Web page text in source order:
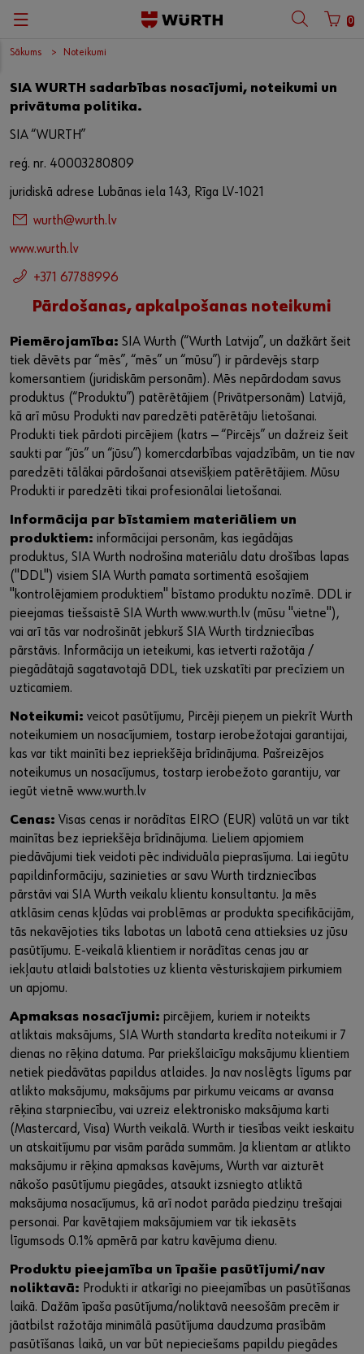
0
Sākums Noteikumi
SIA WURTH sadarbības nosacījumi, noteikumi un
privātuma politika.
SIA “WURTH”
reģ. nr. 40003280809
juridiskā adrese Lubānas iela 143, Rīga LV-1021
wurth@wurth.lv
www.wurth.lv
+371 67788996
Pārdošanas, apkalpošanas noteikumi
Piemērojamība: SIA Wurth (“Wurth Latvija”, un dažkārt šeit
tiek dēvēts par “mēs”, “mēs” un “mūsu”) ir pārdevējs starp
komersantiem (juridiskām personām). Mēs nepārdodam savus
produktus (“Produktu”) patērētājiem (Privātpersonām) Latvijā,
kā arī mūsu Produkti nav paredzēti patērētāju lietošanai.
Produkti tiek pārdoti pircējiem (katrs — “Pircējs” un dažreiz šeit
saukti par “jūs” un “jūsu”) komercdarbības vajadzībām, un tie nav
paredzēti tālākai pārdošanai atsevišķiem patērētājiem. Mūsu
Produkti ir paredzēti tikai profesionālai lietošanai.
Informācija par bīstamiem materiāliem un
produktiem: informācijai personām, kas iegādājas
produktus, SIA Wurth nodrošina materiālu datu drošības lapas
("DDL") visiem SIA Wurth pamata sortimentā esošajiem
"kontrolējamiem produktiem" bīstamo produktu nozīmē. DDL ir
pieejamas tiešsaistē SIA Wurth www.wurth.lv (mūsu "vietne"),
vai arī tās var nodrošināt jebkurš SIA Wurth tirdzniecības
pārstāvis. Informācija un ieteikumi, kas ietverti ražotāja /
piegādātajā sagatavotajā DDL, tiek uzskatīti par precīziem un
uzticamiem.
Noteikumi: veicot pasūtījumu, Pircēji pieņem un piekrīt Wurth
noteikumiem un nosacījumiem, tostarp ierobežotajai garantijai,
kas var tikt mainīti bez iepriekšēja brīdinājuma. Pašreizējos
noteikumus un nosacījumus, tostarp ierobežoto garantiju, var
iegūt vietnē www.wurth.lv
Cenas: Visas cenas ir norādītas EIRO (EUR) valūtā un var tikt
mainītas bez iepriekšēja brīdinājuma. Lieliem apjomiem
piedāvājumi tiek veidoti pēc individuāla pieprasījuma. Lai iegūtu
papildinformāciju, sazinieties ar savu Wurth tirdzniecības
pārstāvi vai SIA Wurth veikalu klientu konsultantu. Ja mēs
atklāsim cenas kļūdas vai problēmas ar produkta specifikācijām,
tās nekavējoties tiks labotas un labotā cena attieksies uz jūsu
pasūtījumu. E-veikalā klientiem ir norādītas cenas jau ar
iekļautu atlaidi balstoties uz klienta vēsturiskajiem pirkumiem
un apjomu.
Apmaksas nosacījumi: pircējiem, kuriem ir noteikts
atliktais maksājums, SIA Wurth standarta kredīta noteikumi ir 7
dienas no rēķina datuma. Par priekšlaicīgu maksājumu klientiem
netiek piedāvātas papildus atlaides. Ja nav noslēgts līgums par
atlikto maksājumu, maksājums par pirkumu veicams ar avansa
rēķina starpniecību, vai uzreiz elektronisko maksājuma karti
(Mastercard, Visa) Wurth veikalā. Wurth ir tiesības veikt ieskaitu
un atskaitījumu par visām parāda summām. Ja klientam ar atlikto
maksājumu ir rēķina apmaksas kavējums, Wurth var aizturēt
nākošo pasūtījumu piegādes, atsaukt izsniegto atliktā
maksājuma nosacījumus, kā arī nodot parāda piedziņu trešajai
personai. Par kavētajiem maksājumiem var tik iekasēts
līgumsods 0.1% apmērā par katru kavējuma dienu.
Produktu pieejamība un īpašie pasūtījumi/nav
noliktavā: Produkti ir atkarīgi no pieejamības un pasūtīšanas
laikā. Dažām īpaša pasūtījuma/noliktavā neesošām precēm ir
jāatbilst ražotāja minimālā pasūtījuma daudzuma prasībām
pasūtīšanas laikā, un var būt nepieciešams papildu piegādes